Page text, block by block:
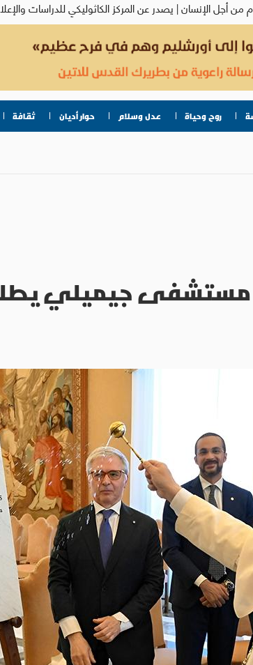
روح وحياة عدل وسلام حوار أديان ثقافة
مستشفى جيميلي